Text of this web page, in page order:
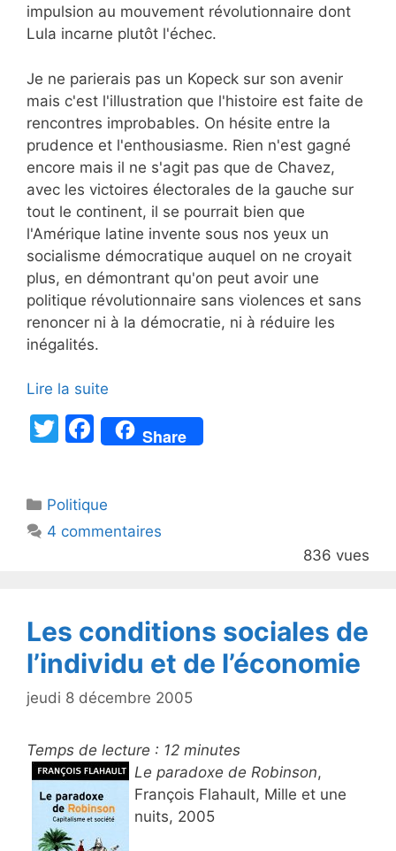
impulsion au mouvement révolutionnaire dont
Lula incarne plutôt l'échec.
Je ne parierais pas un Kopeck sur son avenir
mais c'est l'illustration que l'histoire est faite de
rencontres improbables. On hésite entre la
prudence et l'enthousiasme. Rien n'est gagné
encore mais il ne s'agit pas que de Chavez,
avec les victoires électorales de la gauche sur
tout le continent, il se pourrait bien que
l'Amérique latine invente sous nos yeux un
socialisme démocratique auquel on ne croyait
plus, en démontrant qu'on peut avoir une
politique révolutionnaire sans violences et sans
renoncer ni à la démocratie, ni à réduire les
inégalités.
Lire la suite
T
er
F
a
e
b
k
Share
Catégories
Politique
4 commentaires
836 vues
Les conditions sociales de
l’individu et de l’économie
jeudi 8 décembre 2005
Temps de lecture : 12 minutes
Le paradoxe de Robinson,
François Flahault, Mille et une
nuits, 2005